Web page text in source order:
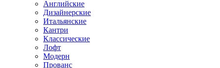
Английские
Дизайнерские
Итальянские
Кантри
Классические
Лофт
Модерн
Прованс